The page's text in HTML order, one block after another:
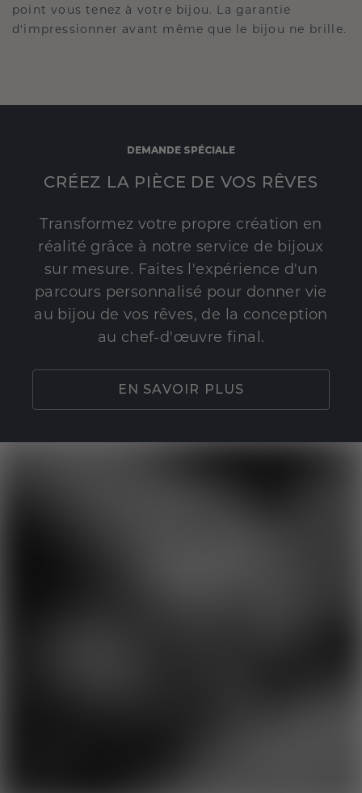
point vous tenez à votre bijou. La garantie
d'impressionner avant même que le bijou ne brille.
DEMANDE SPÉCIALE
CRÉEZ LA PIÈCE DE VOS RÊVES
Transformez votre propre création en
réalité grâce à notre service de bijoux
sur mesure. Faites l'expérience d'un
parcours personnalisé pour donner vie
au bijou de vos rêves, de la conception
au chef-d'œuvre final.
EN SAVOIR PLUS